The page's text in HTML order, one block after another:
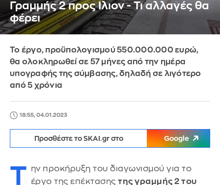
Γραμμής 2 προς Ιλιον - Τι αλλαγές θα
φέρει
Το έργο, προϋπολογισμού 550.000.000 ευρώ,
θα ολοκληρωθεί σε 57 μήνες από την ημέρα
υπογραφής της σύμβασης, δηλαδή σε λιγότερο
από 5 χρόνια
18:55, 04.01.2023
Προσθέστε το SKAI.gr στο Google
Τ ην προκήρυξη του διαγωνισμού για το
έργο της επέκτασης της γραμμής 2 του